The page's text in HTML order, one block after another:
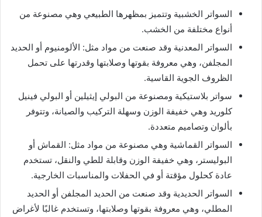
السواتر الخشبية وتتميز بمظهرها الطبيعي وهي مصنوعة من
أنواع مختلفة من الخشب.
السواتر المعدنية وقد صنعت من مواد مثل: الألومنيوم أو الحديد
المجلفن، وهي معروفة بقوتها وصلابتها وقدرتها على تحمل
الظروف الجوية القاسية.
سواتر بلاستيكية ومصنوعة من البولي إيثيلين أو البولي فينيل
كلوريد وهي خفيفة الوزن وسهلة التركيب والصيانة، وتتوفر
بألوان وتصاميم متعددة.
السواتر القماشية وهي مصنوعة من مواد مثل: القماش أو
البوليستر، وهي خفيفة الوزن وقابلة للطي والنقل، تستخدم
عادة كحلول مؤقتة أو في الحفلات والمناسبات الخارجية.
السواتر الحديدية وقد صنعت من الحديد المجلفن أو الحديد
المطلي، وهي معروفة بقوتها وصلابتها، وتستخدم غالبًا لأغراض